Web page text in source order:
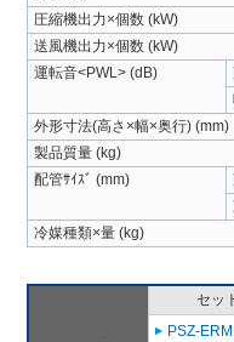
圧縮機出力×個数 (kW)
送風機出力×個数 (kW)
運転音<PWL> (dB)
外形寸法(高さ×幅×奥行) (mm)
製品質量 (kg)
配管ｻｲｽﾞ (mm)
冷媒種類×量 (kg)
セッ
PSZ-